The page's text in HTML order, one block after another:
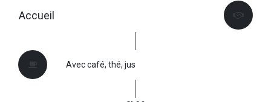
Accueil
Avec café, thé, jus